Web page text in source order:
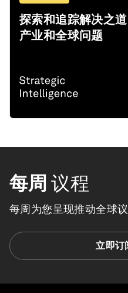
探索和追踪解决之道
产业和全球问题
每周 议程
每周为您呈现推动全球
立即订